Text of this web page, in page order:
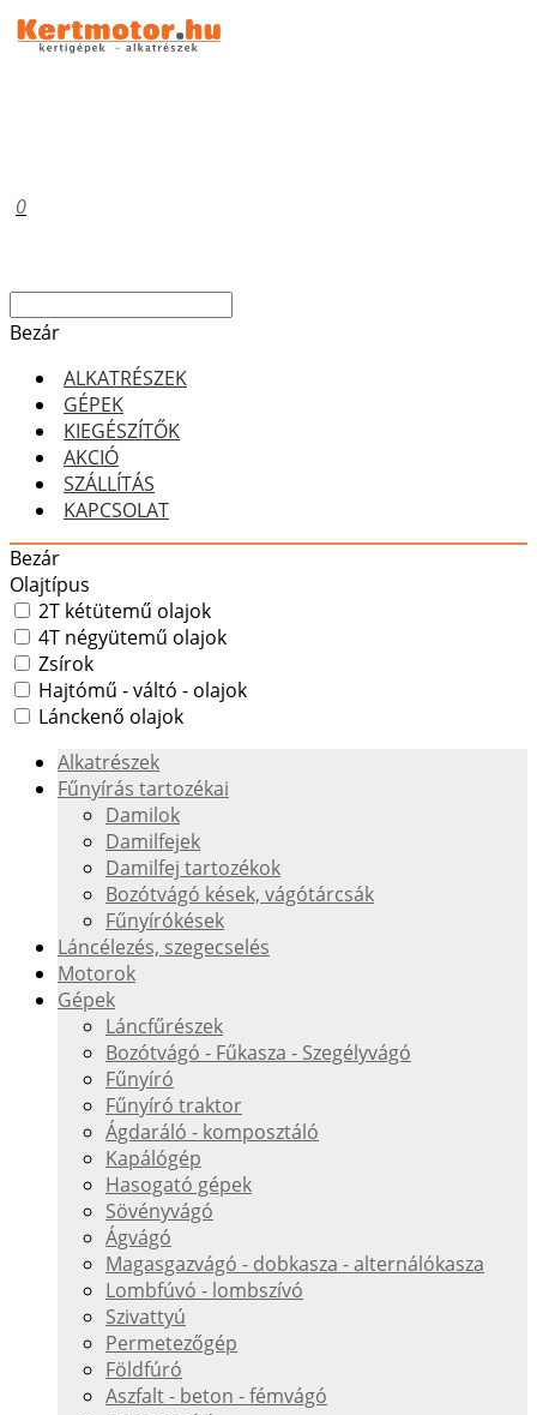
0
Bezár
ALKATRÉSZEK
GÉPEK
KIEGÉSZÍTŐK
AKCIÓ
SZÁLLÍTÁS
KAPCSOLAT
Bezár
Olajtípus
2T kétütemű olajok
4T négyütemű olajok
Zsírok
Hajtómű - váltó - olajok
Lánckenő olajok
Alkatrészek
Fűnyírás tartozékai
Damilok
Damilfejek
Damilfej tartozékok
Bozótvágó kések, vágótárcsák
Fűnyírókések
Láncélezés, szegecselés
Motorok
Gépek
Láncfűrészek
Bozótvágó - Fűkasza - Szegélyvágó
Fűnyíró
Fűnyíró traktor
Ágdaráló - komposztáló
Kapálógép
Hasogató gépek
Sövényvágó
Ágvágó
Magasgazvágó - dobkasza - alternálókasza
Lombfúvó - lombszívó
Szivattyú
Permetezőgép
Földfúró
Aszfalt - beton - fémvágó